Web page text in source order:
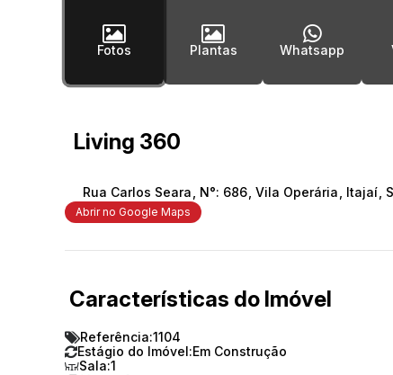
Fotos Plantas Whatsapp
Living 360
Rua Carlos Seara N°: 686 Vila Operária Itajaí
Abrir no Google Maps
Características do Imóvel
Referência:1104
Estágio do Imóvel:Em Construção
Sala:1